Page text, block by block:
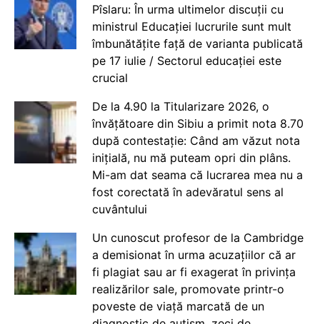
Pîslaru: În urma ultimelor discuții cu
ministrul Educației lucrurile sunt mult
îmbunătățite față de varianta publicată
pe 17 iulie / Sectorul educației este
crucial
De la 4.90 la Titularizare 2026, o
învățătoare din Sibiu a primit nota 8.70
după contestație: Când am văzut nota
inițială, nu mă puteam opri din plâns.
Mi-am dat seama că lucrarea mea nu a
fost corectată în adevăratul sens al
cuvântului
Un cunoscut profesor de la Cambridge
a demisionat în urma acuzațiilor că ar
fi plagiat sau ar fi exagerat în privința
realizărilor sale, promovate printr-o
poveste de viață marcată de un